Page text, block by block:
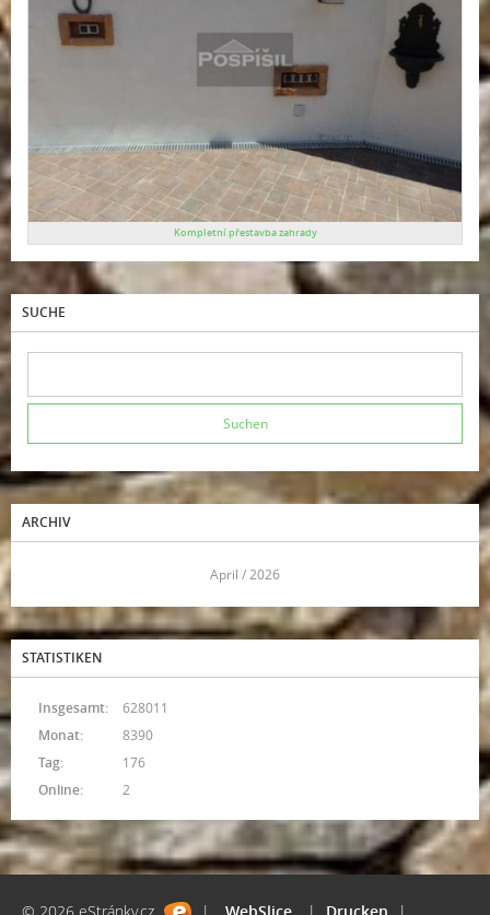
Kompletní přestavba zahrady
SUCHE
ARCHIV
April / 2026
STATISTIKEN
Online: 2
Insgesamt:
628011
Monat:
8390
Tag:
176